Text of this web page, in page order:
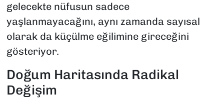
gelecekte nüfusun sadece
yaşlanmayacağını, aynı zamanda sayısal
olarak da küçülme eğilimine gireceğini
gösteriyor.
Doğum Haritasında Radikal
Değişim